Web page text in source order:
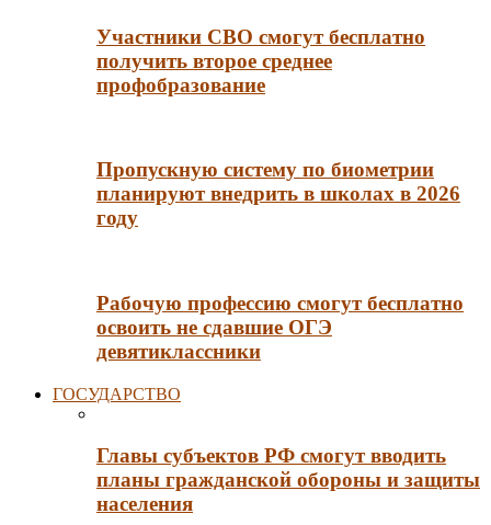
Участники СВО смогут бесплатно
получить второе среднее
профобразование
Пропускную систему по биометрии
планируют внедрить в школах в 2026
году
Рабочую профессию смогут бесплатно
освоить не сдавшие ОГЭ
девятиклассники
ГОСУДАРСТВО
Главы субъектов РФ смогут вводить
планы гражданской обороны и защиты
населения